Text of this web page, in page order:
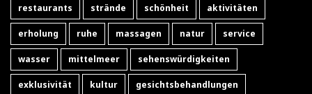
restaurants strände schönheit aktivitäten
erholung ruhe massagen natur service
wasser mittelmeer sehenswürdigkeiten
exklusivität kultur gesichtsbehandlungen